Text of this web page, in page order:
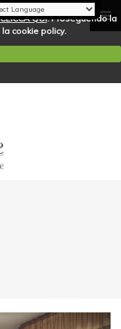
CLICCA QUI. Proseguendo la
cookie policy.